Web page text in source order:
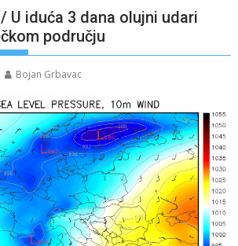
U iduća 3 dana olujni udari
području
Bojan Grbavac